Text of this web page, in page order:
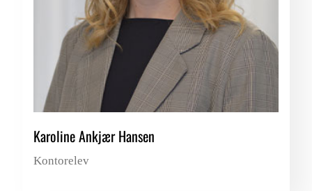
Karoline Ankjær Hansen
Kontorelev